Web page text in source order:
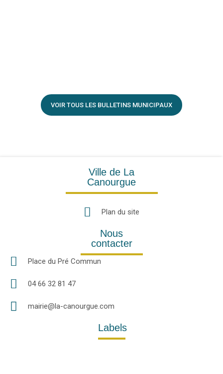
VOIR TOUS LES BULLETINS MUNICIPAUX
Ville de La
Canourgue
Plan du site
Nous
contacter
Place du Pré Commun
04 66 32 81 47
mairie@la-canourgue.com
Labels